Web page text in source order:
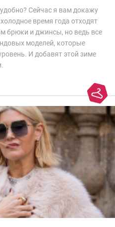
Сейчас я вам докажу
время года отходят
брюки и джинсы, но ведь все
моделей, которые
И добавят этой зиме